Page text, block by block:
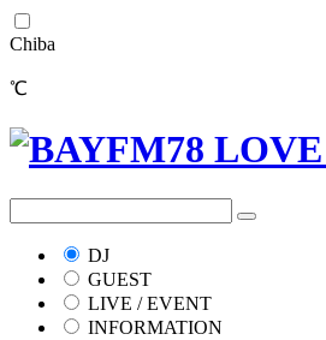
Chiba
℃
DJ
GUEST
LIVE / EVENT
INFORMATION